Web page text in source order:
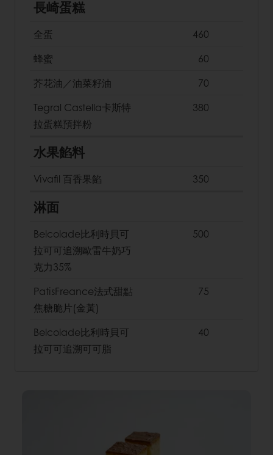
長崎蛋糕
全蛋
460
蜂蜜
60
芥花油／油菜籽油
70
Tegral Castella卡斯特
拉蛋糕預拌粉
380
水果餡料
Vivafil 百香果餡 350
淋面
Belcolade比利時貝可
拉可可追溯歐雷牛奶巧
克力35%
500
PatisFreance法式甜點
焦糖脆片(金黃)
75
Belcolade比利時貝可
拉可可追溯可可脂
40